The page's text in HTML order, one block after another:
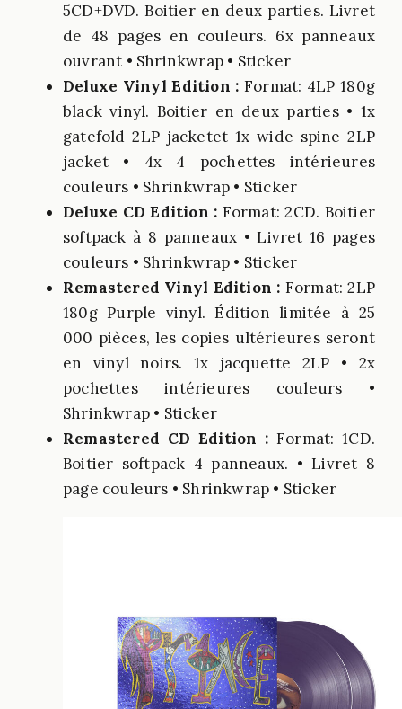
5CD+DVD. Boitier en deux parties. Livret
de 48 pages en couleurs. 6x panneaux
ouvrant • Shrinkwrap • Sticker
Deluxe Vinyl Edition : Format: 4LP 180g
black vinyl. Boitier en deux parties • 1x
gatefold 2LP jacketet 1x wide spine 2LP
jacket • 4x 4 pochettes intérieures
couleurs • Shrinkwrap • Sticker
Deluxe CD Edition : Format: 2CD. Boitier
softpack à 8 panneaux • Livret 16 pages
couleurs • Shrinkwrap • Sticker
Remastered Vinyl Edition : Format: 2LP
180g Purple vinyl. Édition limitée à 25
000 pièces, les copies ultérieures seront
en vinyl noirs. 1x jacquette 2LP • 2x
pochettes intérieures couleurs •
Shrinkwrap • Sticker
Remastered CD Edition : Format: 1CD.
Boitier softpack 4 panneaux. • Livret 8
page couleurs • Shrinkwrap • Sticker